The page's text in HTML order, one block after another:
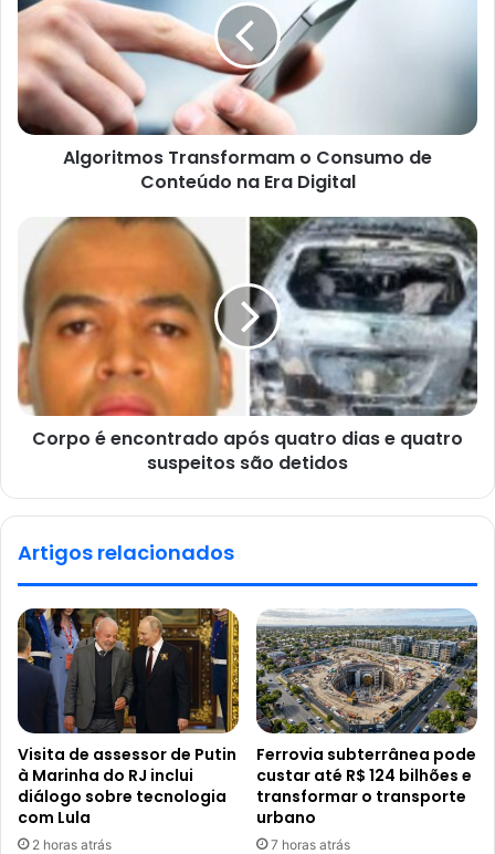
Algoritmos Transformam o Consumo de
Conteúdo na Era Digital
Corpo é encontrado após quatro dias e quatro
suspeitos são detidos
Artigos relacionados
Visita de assessor de Putin
à Marinha do RJ inclui
diálogo sobre tecnologia
com Lula
2 horas atrás
Ferrovia subterrânea pode
custar até R$ 124 bilhões e
transformar o transporte
urbano
7 horas atrás